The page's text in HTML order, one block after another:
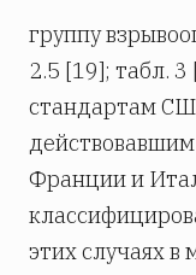
группу
2.5 [19]; табл. 3
стандартам
Франции и
этих случаях в